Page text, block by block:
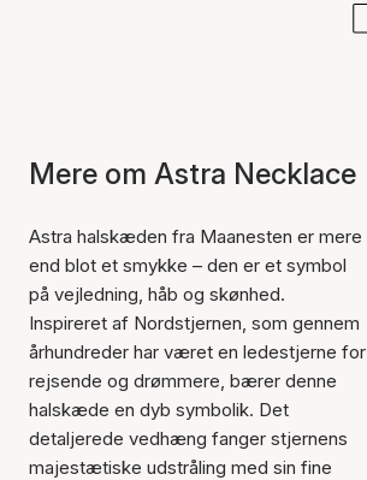
Mere om Astra Necklace
Astra halskæden fra Maanesten er mere
end blot et smykke – den er et symbol
på vejledning, håb og skønhed.
Inspireret af Nordstjernen, som gennem
århundreder har været en ledestjerne for
rejsende og drømmere, bærer denne
halskæde en dyb symbolik. Det
detaljerede vedhæng fanger stjernens
majestætiske udstråling med sin fine